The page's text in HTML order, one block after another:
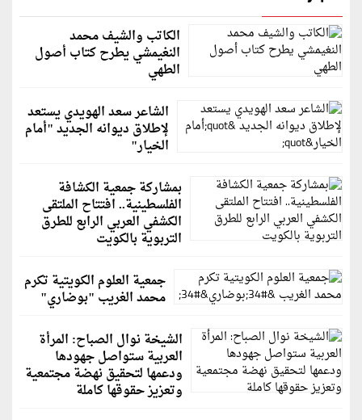
الكاتب والشيف محمد
النغيمشي يطرح كتاب أصول
الطهي
الشاعر سعد الهويدي يستعد
لإطلاق ديوانه الجديد "أمام
الخيار"
بمشاركة جمعية الكشافة
الفلسطينية.. افتتاح الملتقى
الكشفي العربي الرابع للطرق
التربوية بالكويت
جمعية العلوم الكويتية تكرم
محمد الغريب "بوضاري"
الشيخة نوال الصباح: المرأة
العربية ستواصل جهودها
ودعمها لتحقيق نهضة مجتمعية
وتعزيز حقوقها كاملة